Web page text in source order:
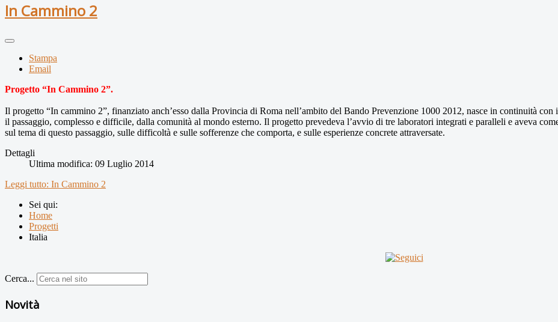
In Cammino 2
Stampa
Email
Progetto “In Cammino 2”.
Il progetto “In cammino 2”, finanziato anch’esso dalla Provincia di Roma nell’ambito del Bando Prevenzione 1000 2012, nasce in continuità
il passaggio, complesso e difficile, dalla comunità al mondo esterno. Il progetto prevedeva l’avvio di tre laboratori integrati e paralleli e aveva
sul tema di questo passaggio, sulle difficoltà e sulle sofferenze che comporta, e sulle esperienze concrete attraversate.
Dettagli
Ultima modifica: 09 Luglio 2014
Leggi tutto: In Cammino 2
Sei qui:
Home
Progetti
Italia
Cerca...
Novità